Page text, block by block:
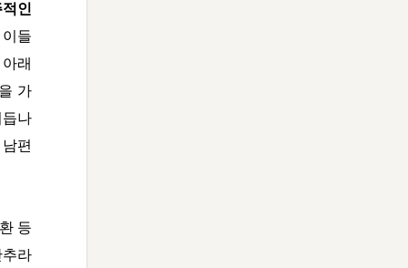
인
들
래
가
듭나
편
등
라